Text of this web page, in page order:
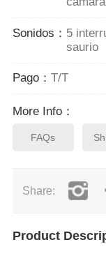
Sonidos： 5
saurio
Pago： T/T
More Info：
FAQs
Share:
Product